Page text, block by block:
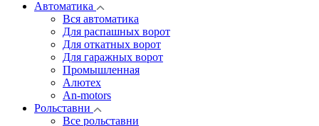
Автоматика
Вся автоматика
Для распашных ворот
Для откатных ворот
Для гаражных ворот
Промышленная
Алютех
An-motors
Рольставни
Все рольставни